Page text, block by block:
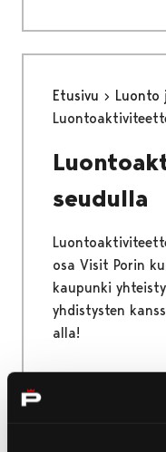
Etusivu
Luonto
seudulla
osa Visit Porin
kaupunki
yhdistysten
alla!